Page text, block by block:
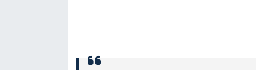
SON DAKİKA HABERİ